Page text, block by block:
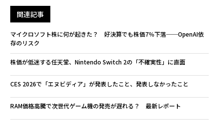
関連記事
マイクロソフト株に何が起きた？ 好決算でも株価7％下落──OpenAI依
存のリスク
株価が低迷する任天堂、Nintendo Switch 2の「不確実性」に直面
CES 2026で「エヌビディア」が発表したこと、発表しなかったこと
RAM価格高騰で次世代ゲーム機の発売が遅れる？ 最新レポート